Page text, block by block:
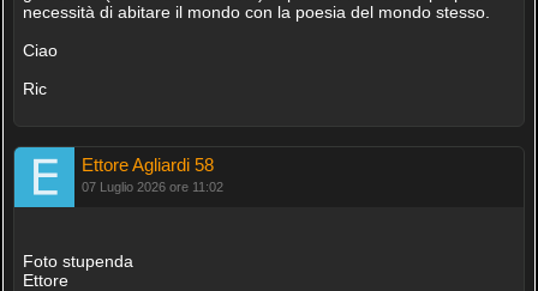
necessità di abitare il mondo con la poesia del mondo stesso.
Ciao
Ric
Ettore Agliardi 58
07 Luglio 2026 ore 11:02
Foto stupenda
Ettore